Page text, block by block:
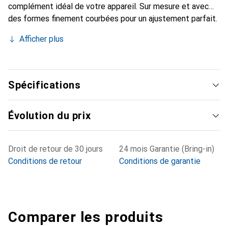
complément idéal de votre appareil. Sur mesure et avec
des formes finement courbées pour un ajustement parfait.
smartphone. La marque Noreve est reconnue
reste toujours un bon choix pour le client exigeant.
Afficher plus
Spécifications
Évolution du prix
Droit de retour de 30 jours
Conditions de retour
24 mois Garantie (Bring-in)
Conditions de garantie
Comparer les produits